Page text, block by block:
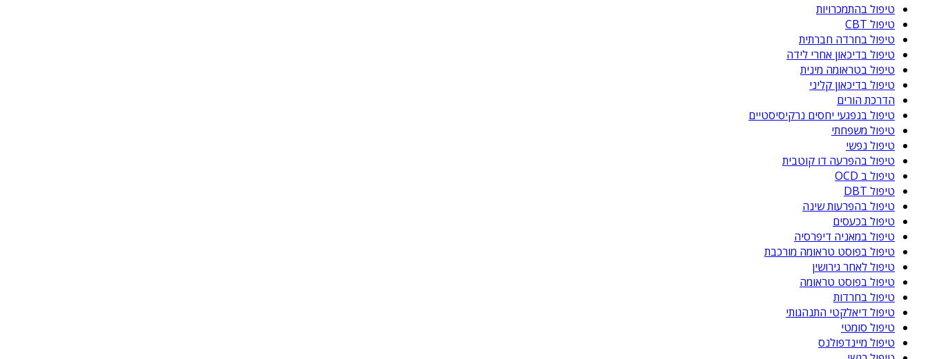
טיפול בהתמכרויות
טיפול CBT
טיפול בחרדה חברתית
טיפול בדיכאון אחרי לידה
טיפול בטראומה מינית
טיפול בדיכאון קליני
הדרכת הורים
טיפול בנפגעי יחסים נרקיסיסטיים
טיפול משפחתי
טיפול נפשי
טיפול בהפרעה דו קוטבית
טיפול ב OCD
טיפול DBT
טיפול בהפרעות שינה
טיפול בכעסים
טיפול במאניה דיפרסיה
טיפול בפוסט טראומה מורכבת
טיפול לאחר גירושין
טיפול בפוסט טראומה
טיפול בחרדות
טיפול דיאלקטי התנהגותי
טיפול סומטי
טיפול מיינדפולנס